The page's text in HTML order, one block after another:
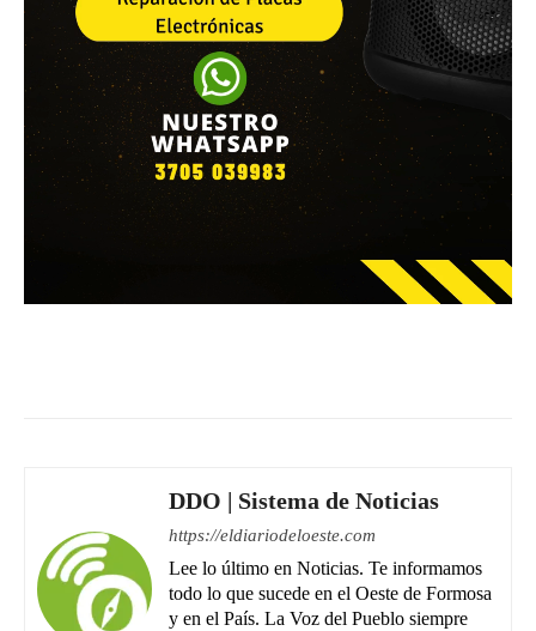
DDO | Sistema de Noticias
https://eldiariodeloeste.com
Lee lo último en Noticias. Te informamos
todo lo que sucede en el Oeste de Formosa
y en el País. La Voz del Pueblo siempre